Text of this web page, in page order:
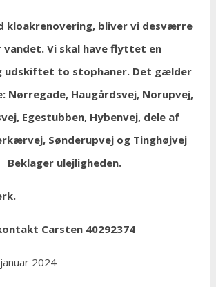
kloakrenovering, bliver vi desværre
Vi skal have flyttet en
udskiftet to stophaner. Det gælder
Nørregade, Haugårdsvej, Norupvej,
Egestubben, Hybenvej, dele af
Sønderupvej og Tinghøjvej
ulejligheden.
Carsten 40292374
2024